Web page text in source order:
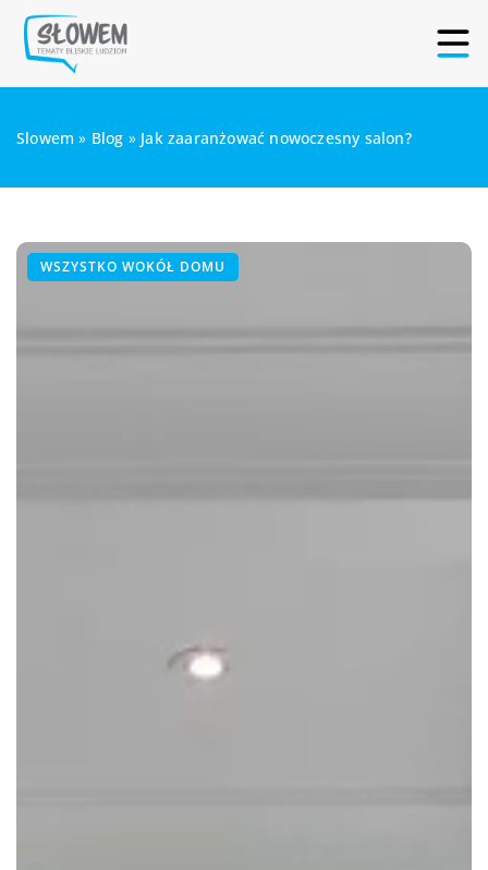
Slowem » Blog » Jak zaaranżować nowoczesny salon?
WSZYSTKO WOKÓŁ DOMU